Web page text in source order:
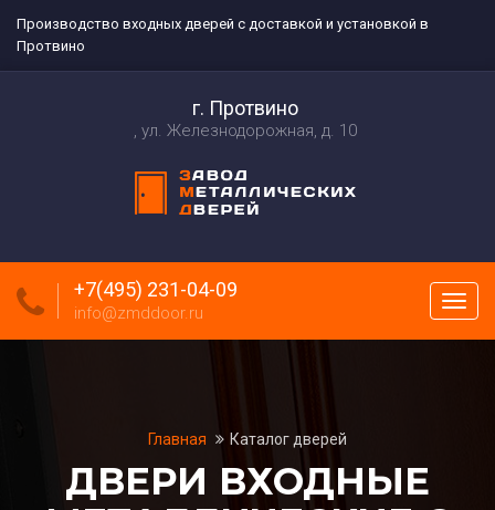
Производство входных дверей с доставкой и установкой в
Протвино
г. Протвино
ул. Железнодорожная, д. 10
меню
+7(495) 231-04-09
info@zmddoor.ru
Главная Каталог дверей
ДВЕРИ ВХОДНЫЕ